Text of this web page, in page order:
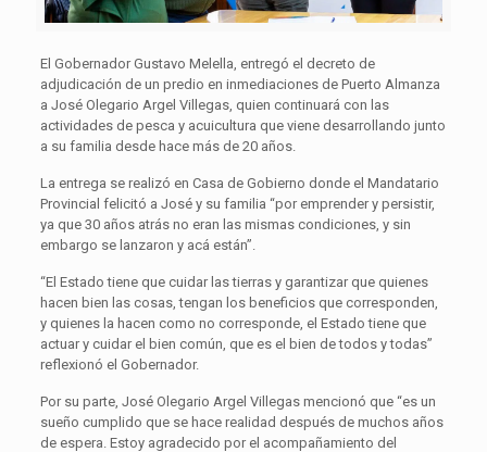
El Gobernador Gustavo Melella, entregó el decreto de
adjudicación de un predio en inmediaciones de Puerto Almanza
a José Olegario Argel Villegas, quien continuará con las
actividades de pesca y acuicultura que viene desarrollando junto
a su familia desde hace más de 20 años.
La entrega se realizó en Casa de Gobierno donde el Mandatario
Provincial felicitó a José y su familia “por emprender y persistir,
ya que 30 años atrás no eran las mismas condiciones, y sin
embargo se lanzaron y acá están”.
“El Estado tiene que cuidar las tierras y garantizar que quienes
hacen bien las cosas, tengan los beneficios que corresponden,
y quienes la hacen como no corresponde, el Estado tiene que
actuar y cuidar el bien común, que es el bien de todos y todas”
reflexionó el Gobernador.
Por su parte, José Olegario Argel Villegas mencionó que “es un
sueño cumplido que se hace realidad después de muchos años
de espera. Estoy agradecido por el acompañamiento del